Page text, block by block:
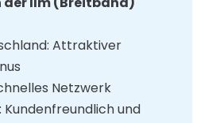
Attraktiver
Netzwerk
Kundenfreundlich und